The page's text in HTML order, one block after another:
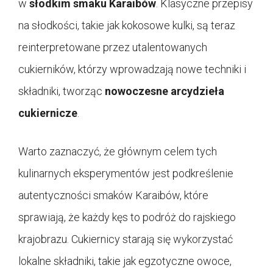
w słodkim smaku Karaibów . Klasyczne przepisy
na słodkości, takie jak kokosowe kulki, są teraz
reinterpretowane przez utalentowanych
cukierników, którzy wprowadzają nowe techniki i
składniki, tworząc nowoczesne arcydzieła
cukiernicze
Warto zaznaczyć, że głównym celem tych
kulinarnych eksperymentów jest podkreślenie
autentyczności smaków Karaibów, które
sprawiają, że każdy kęs to podróż do rajskiego
krajobrazu. Cukiernicy starają się wykorzystać
lokalne składniki, takie jak egzotyczne owoce,